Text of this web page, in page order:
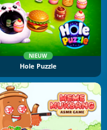
NIEUW
Hole Puzzle